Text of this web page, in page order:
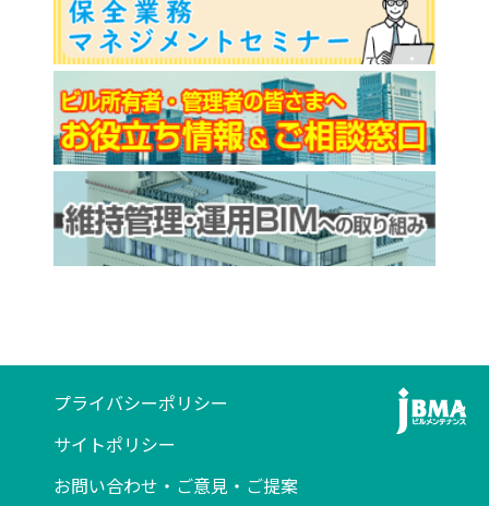
プライバシーポリシー
サイトポリシー
お問い合わせ・ご意見・ご提案